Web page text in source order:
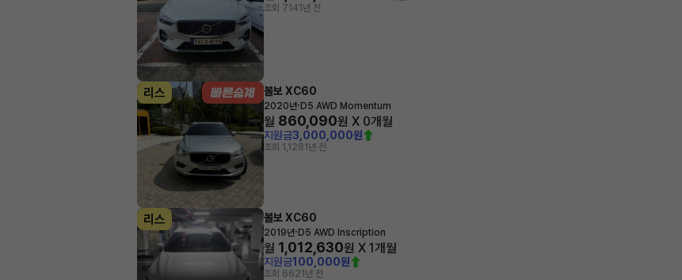
조회 7141년 전
리스 볼보 XC60
2020년· D5 AWD Momentum
월 860,090원 X 0개월
지원금3,000,000원
조회 1,1281년 전
리스 볼보 XC60
2019년· D5 AWD Inscription
월 1,012,630원 X 1개월
지원금100,000원
조회 6621년 전